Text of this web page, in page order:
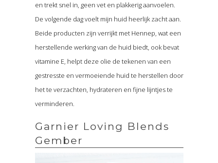
en trekt snel in, geen vet en plakkerig aanvoelen.
De volgende dag voelt mijn huid heerlijk zacht aan.
Beide producten zijn verrijkt met Hennep, wat een
herstellende werking van de huid biedt, ook bevat
vitamine E, helpt deze olie de tekenen van een
gestresste en vermoeiende huid te herstellen door
het te verzachten, hydrateren en fijne lijntjes te
verminderen.
Garnier Loving Blends
Gember